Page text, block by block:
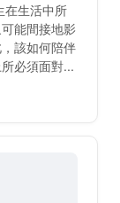
在生活中所
能間接地影
該如何陪伴
必須面對...